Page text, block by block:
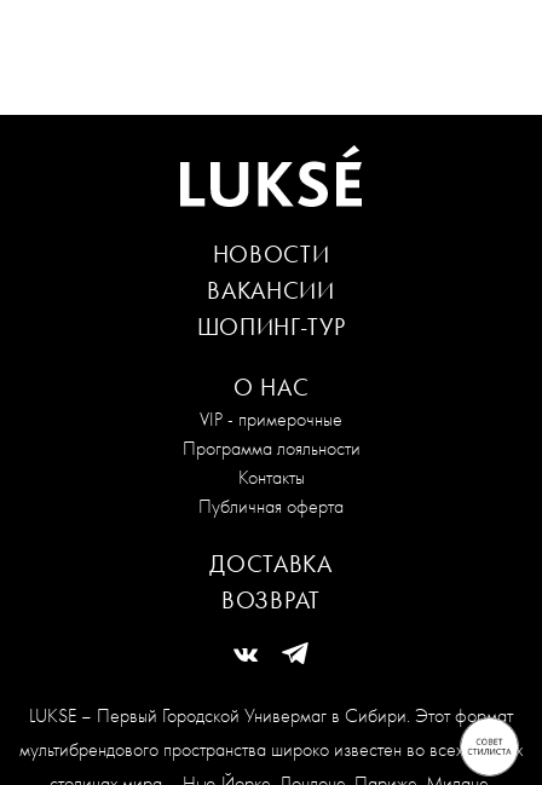
LUKSE – Первый Городской Универмаг в Сибири. Этот формат
мультибрендового пространства широко известен во всех модных
О НАС
VIP - примерочные
Программа лояльности
Контакты
Публичная оферта
НОВОСТИ
ВАКАНСИИ
ШОПИНГ-ТУР
ДОСТАВКА
ВОЗВРАТ